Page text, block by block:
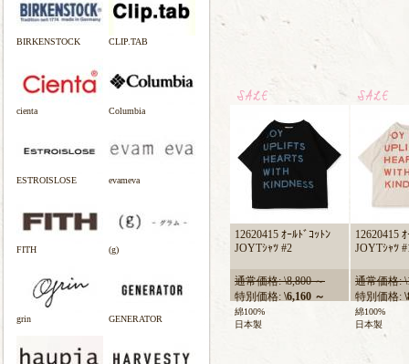
BIRKENSTOCK CLIP.TAB
cienta Columbia
ESTROISLOSE evameva
FITH (g)
grin GENERATOR
12620415 ｵｰﾙﾄﾞｺｯﾄﾝ
JOYTｼｬﾂ #2
通常価格: \8,800 ～
特別価格: \6,160 ～
綿100%
日本製
12620415
JOYTｼｬﾂ
通常価格:
特別価格:
綿100%
日本製